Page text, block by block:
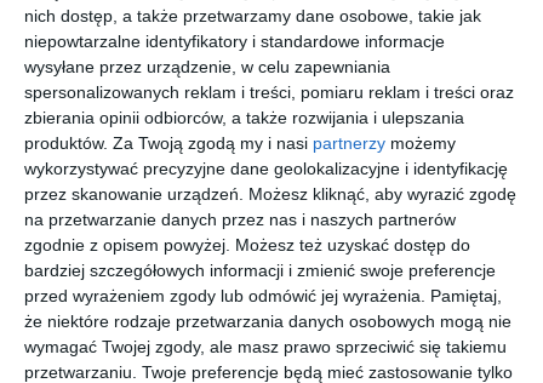
nich dostęp, a także przetwarzamy dane osobowe, takie jak
niepowtarzalne identyfikatory i standardowe informacje
wysyłane przez urządzenie, w celu zapewniania
spersonalizowanych reklam i treści, pomiaru reklam i treści oraz
zbierania opinii odbiorców, a także rozwijania i ulepszania
produktów. Za Twoją zgodą my i nasi partnerzy możemy
wykorzystywać precyzyjne dane geolokalizacyjne i identyfikację
przez skanowanie urządzeń. Możesz kliknąć, aby wyrazić zgodę
na przetwarzanie danych przez nas i naszych partnerów
zgodnie z opisem powyżej. Możesz też uzyskać dostęp do
bardziej szczegółowych informacji i zmienić swoje preferencje
przed wyrażeniem zgody lub odmówić jej wyrażenia.
Pamiętaj,
że niektóre rodzaje przetwarzania danych osobowych mogą nie
wymagać Twojej zgody, ale masz prawo sprzeciwić się takiemu
przetwarzaniu. Twoje preferencje będą mieć zastosowanie tylko
pracy, ciągle się uczę i wiele jeszcze przede mną.
Dostawy elektrycznych autobusów dla Miejskich Zakładów
Autobusowych wciąż trwają. Do końca 2022 roku ma być 160
pojazdów napędzanych prądem.
podziel się tweetnij wyślij link
Dziękujemy, że czytasz nasze artykuły. Chcesz na bieżąco
śledzić ważne sprawy w Twojej dzielnicy i w Warszawie?
Zapisz się do naszego newslettera